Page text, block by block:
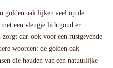
golden oak lijken veel op de
een vleugje lichtgoud er
dan ook voor een rustgevende
woorden: de golden oak
die houden van een natuurlijke